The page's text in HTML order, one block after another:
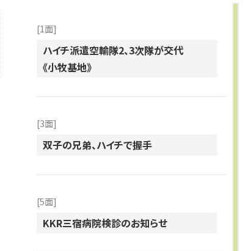
[1面]
ハイチ派遣空輸隊2、3次隊が交代
《小牧基地》
[3面]
双子の兄弟、ハイチで握手
[5面]
KKR三宿病院検診のお知らせ